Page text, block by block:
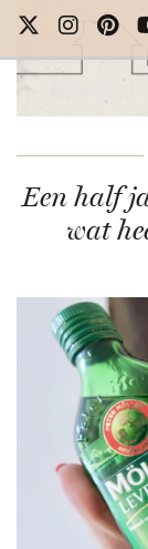
Een half
wat